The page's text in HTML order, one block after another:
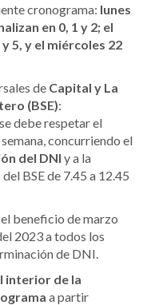
cronograma: lunes
en 0, 1 y 2; el
5, y el miércoles 22
de Capital y La
(BSE):
debe respetar el
concurriendo el
del DNI y a la
BSE de 7.45 a 12.45
beneficio de marzo
2023 a todos los
de DNI.
interior de la
a partir